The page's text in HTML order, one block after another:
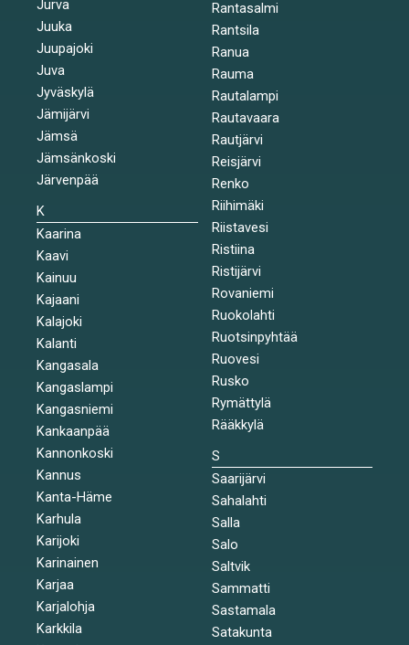
Jurva
Juuka
Juupajoki
Juva
Jyväskylä
Jämijärvi
Jämsä
Jämsänkoski
Järvenpää
K
Kaarina
Kaavi
Kainuu
Kajaani
Kalajoki
Kalanti
Kangasala
Kangaslampi
Kangasniemi
Kankaanpää
Kannonkoski
Kannus
Kanta-Häme
Karhula
Karijoki
Karinainen
Karjaa
Karjalohja
Karkkila
Rantasalmi
Rantsila
Ranua
Rauma
Rautalampi
Rautavaara
Rautjärvi
Reisjärvi
Renko
Riihimäki
Riistavesi
Ristiina
Ristijärvi
Rovaniemi
Ruokolahti
Ruotsinpyhtää
Ruovesi
Rusko
Rymättylä
Rääkkylä
S
Saarijärvi
Sahalahti
Salla
Salo
Saltvik
Sammatti
Sastamala
Satakunta